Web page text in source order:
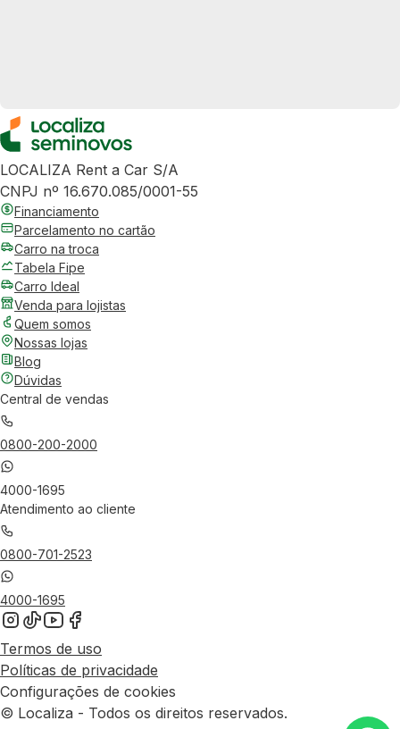
LOCALIZA Rent a Car S/A
CNPJ nº 16.670.085/0001-55
Financiamento
Parcelamento no cartão
Carro na troca
Tabela Fipe
Carro Ideal
Venda para lojistas
Quem somos
Nossas lojas
Blog
Dúvidas
Central de vendas
0800-200-2000
4000-1695
Atendimento ao cliente
0800-701-2523
4000-1695
Termos de uso
Políticas de privacidade
Configurações de cookies
© Localiza - Todos os direitos reservados.